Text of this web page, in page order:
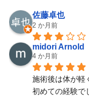
佐藤卓也
2 か月前
midori Arnold
4 か月前
施術後は体が軽
初めての経験で